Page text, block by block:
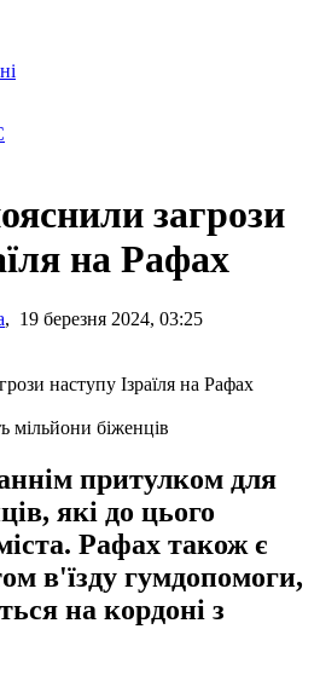
загрози
на Рафах
, 19 березня 2024, 03:25
мільйони біженців
притулком для
які до цього
Рафах також є
в'їзду гумдопомоги,
на кордоні з